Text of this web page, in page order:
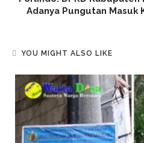
Adanya Pungutan Masuk
YOU MIGHT ALSO LIKE